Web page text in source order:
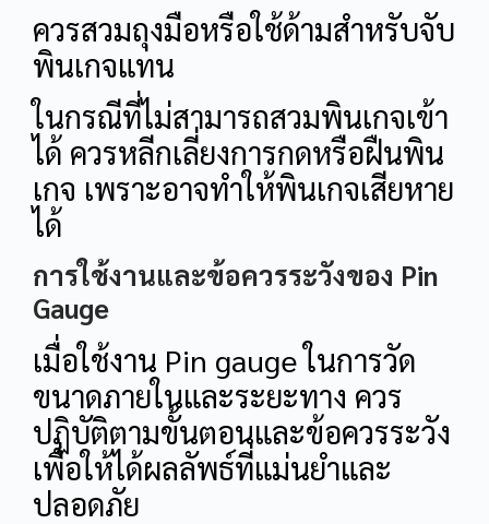
ควรสวมถุงมือหรือใช้ด้ามสำหรับจับ
พินเกจแทน
ในกรณีที่ไม่สามารถสวมพินเกจเข้า
ได้ ควรหลีกเลี่ยงการกดหรือฝืนพิน
เกจ เพราะอาจทำให้พินเกจเสียหาย
ได้
การใช้งานและข้อควรระวังของ Pin
Gauge
เมื่อใช้งาน Pin gauge ในการวัด
ขนาดภายในและระยะทาง ควร
ปฏิบัติตามขั้นตอนและข้อควรระวัง
เพื่อให้ได้ผลลัพธ์ที่แม่นยำและ
ปลอดภัย